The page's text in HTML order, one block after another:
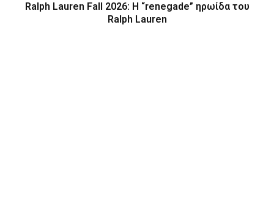
Ralph Lauren Fall 2026: Η “renegade” ηρωίδα του
Ralph Lauren